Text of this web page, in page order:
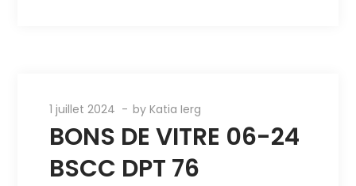
1 juillet 2024 byKatia Ierg
BONS DE VITRE 06-24
BSCC DPT 76